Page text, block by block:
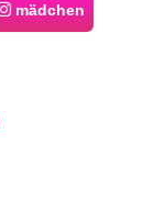
mädchen